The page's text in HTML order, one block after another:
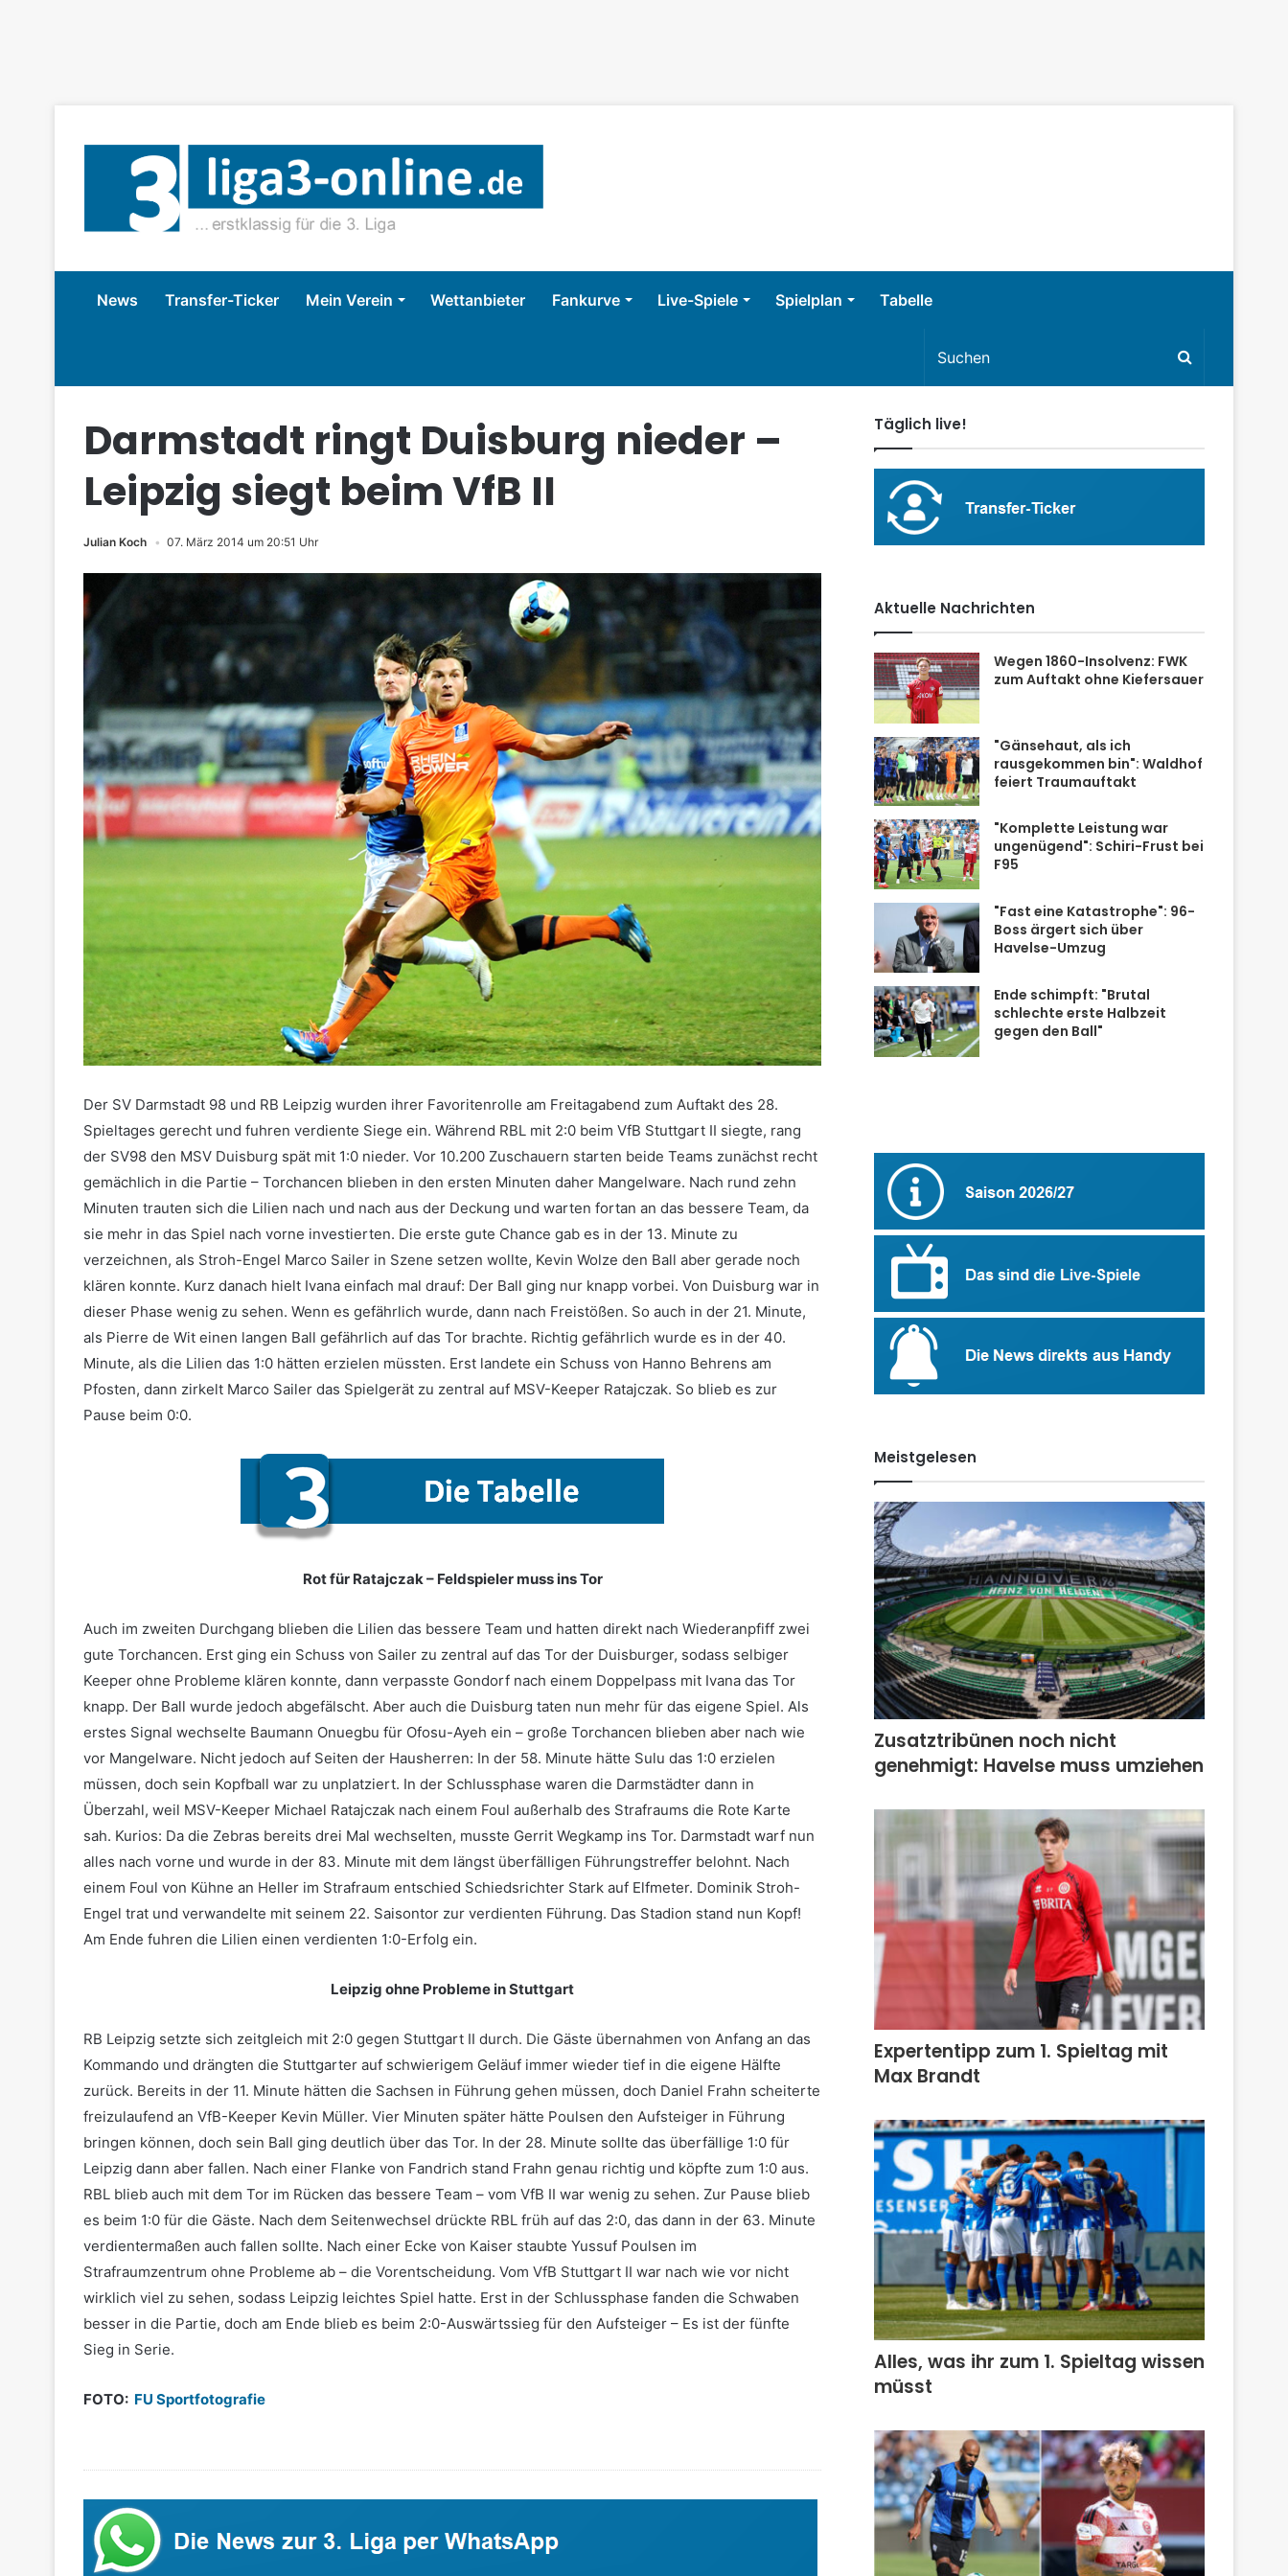
News Transfer-Ticker Mein Verein Wettanbieter Fankurve Live-Spiele Spielplan Tabelle
Darmstadt ringt Duisburg nieder –
Leipzig siegt beim VfB II
Julian Koch 07. März 2014 um 20:51 Uhr
Der SV Darmstadt 98 und RB Leipzig wurden ihrer Favoritenrolle am Freitagabend zum Auftakt des 28.
Spieltages gerecht und fuhren verdiente Siege ein. Während RBL mit 2:0 beim VfB Stuttgart II siegte, rang
der SV98 den MSV Duisburg spät mit 1:0 nieder. Vor 10.200 Zuschauern starten beide Teams zunächst recht
gemächlich in die Partie – Torchancen blieben in den ersten Minuten daher Mangelware. Nach rund zehn
Minuten trauten sich die Lilien nach und nach aus der Deckung und warten fortan an das bessere Team, da
sie mehr in das Spiel nach vorne investierten. Die erste gute Chance gab es in der 13. Minute zu
verzeichnen, als Stroh-Engel Marco Sailer in Szene setzen wollte, Kevin Wolze den Ball aber gerade noch
klären konnte. Kurz danach hielt Ivana einfach mal drauf: Der Ball ging nur knapp vorbei. Von Duisburg war in
dieser Phase wenig zu sehen. Wenn es gefährlich wurde, dann nach Freistößen. So auch in der 21. Minute,
als Pierre de Wit einen langen Ball gefährlich auf das Tor brachte. Richtig gefährlich wurde es in der 40.
Minute, als die Lilien das 1:0 hätten erzielen müssten. Erst landete ein Schuss von Hanno Behrens am
Pfosten, dann zirkelt Marco Sailer das Spielgerät zu zentral auf MSV-Keeper Ratajczak. So blieb es zur
Pause beim 0:0.
Rot für Ratajczak – Feldspieler muss ins Tor
Auch im zweiten Durchgang blieben die Lilien das bessere Team und hatten direkt nach Wiederanpfiff zwei
gute Torchancen. Erst ging ein Schuss von Sailer zu zentral auf das Tor der Duisburger, sodass selbiger
Keeper ohne Probleme klären konnte, dann verpasste Gondorf nach einem Doppelpass mit Ivana das Tor
knapp. Der Ball wurde jedoch abgefälscht. Aber auch die Duisburg taten nun mehr für das eigene Spiel. Als
erstes Signal wechselte Baumann Onuegbu für Ofosu-Ayeh ein – große Torchancen blieben aber nach wie
vor Mangelware. Nicht jedoch auf Seiten der Hausherren: In der 58. Minute hätte Sulu das 1:0 erzielen
müssen, doch sein Kopfball war zu unplatziert. In der Schlussphase waren die Darmstädter dann in
Überzahl, weil MSV-Keeper Michael Ratajczak nach einem Foul außerhalb des Strafraums die Rote Karte
sah. Kurios: Da die Zebras bereits drei Mal wechselten, musste Gerrit Wegkamp ins Tor. Darmstadt warf nun
alles nach vorne und wurde in der 83. Minute mit dem längst überfälligen Führungstreffer belohnt. Nach
einem Foul von Kühne an Heller im Strafraum entschied Schiedsrichter Stark auf Elfmeter. Dominik Stroh-
Engel trat und verwandelte mit seinem 22. Saisontor zur verdienten Führung. Das Stadion stand nun Kopf!
Am Ende fuhren die Lilien einen verdienten 1:0-Erfolg ein.
Leipzig ohne Probleme in Stuttgart
RB Leipzig setzte sich zeitgleich mit 2:0 gegen Stuttgart II durch. Die Gäste übernahmen von Anfang an das
Kommando und drängten die Stuttgarter auf schwierigem Geläuf immer wieder tief in die eigene Hälfte
zurück. Bereits in der 11. Minute hätten die Sachsen in Führung gehen müssen, doch Daniel Frahn scheiterte
freizulaufend an VfB-Keeper Kevin Müller. Vier Minuten später hätte Poulsen den Aufsteiger in Führung
bringen können, doch sein Ball ging deutlich über das Tor. In der 28. Minute sollte das überfällige 1:0 für
Leipzig dann aber fallen. Nach einer Flanke von Fandrich stand Frahn genau richtig und köpfte zum 1:0 aus.
RBL blieb auch mit dem Tor im Rücken das bessere Team – vom VfB II war wenig zu sehen. Zur Pause blieb
es beim 1:0 für die Gäste. Nach dem Seitenwechsel drückte RBL früh auf das 2:0, das dann in der 63. Minute
verdientermaßen auch fallen sollte. Nach einer Ecke von Kaiser staubte Yussuf Poulsen im
Strafraumzentrum ohne Probleme ab – die Vorentscheidung. Vom VfB Stuttgart II war nach wie vor nicht
wirklich viel zu sehen, sodass Leipzig leichtes Spiel hatte. Erst in der Schlussphase fanden die Schwaben
besser in die Partie, doch am Ende blieb es beim 2:0-Auswärtssieg für den Aufsteiger – Es ist der fünfte
Sieg in Serie.
FOTO: FU Sportfotografie
Täglich live!
Aktuelle Nachrichten
Wegen 1860-Insolvenz: FWK
zum Auftakt ohne Kiefersauer
"Gänsehaut, als ich
rausgekommen bin": Waldhof
feiert Traumauftakt
"Komplette Leistung war
ungenügend": Schiri-Frust bei
F95
"Fast eine Katastrophe": 96-
Boss ärgert sich über
Havelse-Umzug
Ende schimpft: "Brutal
schlechte erste Halbzeit
gegen den Ball"
Meistgelesen
Zusatztribünen noch nicht
genehmigt: Havelse muss umziehen
Expertentipp zum 1. Spieltag mit
Max Brandt
Alles, was ihr zum 1. Spieltag wissen
müsst